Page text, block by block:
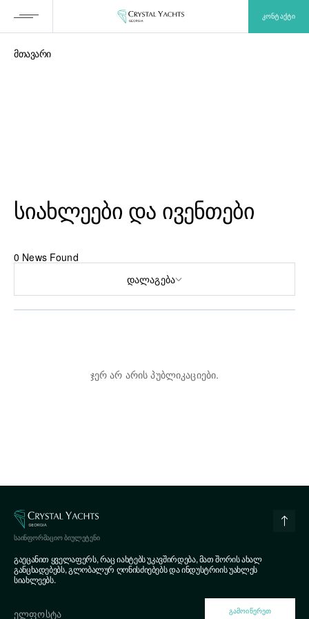
ᲙᲝᲜᲢᲐᲥᲢᲘ
მთავარი
ᲡᲘᲐᲮᲚᲔᲔᲑᲘ ᲓᲐ ᲘᲕᲔᲜᲗᲔᲑᲘ
0 News Found
Დალაგება
ჯერ არ არის პუბლიკაციები.
ᲡᲐᲘᲜᲤᲝᲠᲛᲐᲪᲘᲝ ᲑᲘᲣᲚᲔᲢᲔᲜᲘ
გაეცანით ყველაფერს, რაც იახტებს უკავშირდება, მათ შორის ახალ
განცხადებებს, გლობალურ ღონისძიებებს და ინდუსტრიის უახლეს
სიახლეებს.
ᲒᲐᲛᲝᲘᲬᲔᲠᲔᲗ